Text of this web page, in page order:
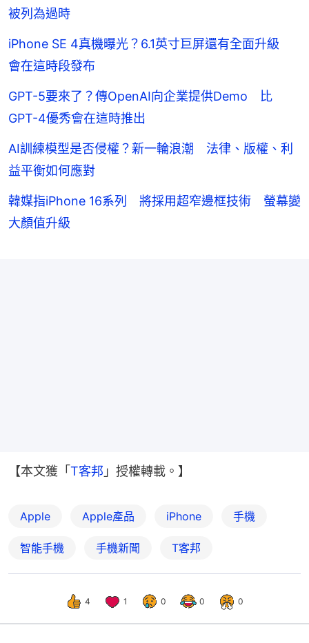
被列為過時
iPhone SE 4真機曝光？6.1英寸巨屏還有全面升級
會在這時段發布
GPT-5要來了？傳OpenAI向企業提供Demo 比
GPT-4優秀會在這時推出
AI訓練模型是否侵權？新一輪浪潮 法律、版權、利
益平衡如何應對
韓媒指iPhone 16系列 將採用超窄邊框技術 螢幕變
大顏值升級
【本文獲「 T客邦 」授權轉載。】
Apple Apple產品 iPhone 手機
智能手機 手機新聞 T客邦
4 1 0 0 0